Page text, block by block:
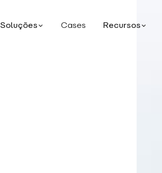
Soluções Cases Recursos